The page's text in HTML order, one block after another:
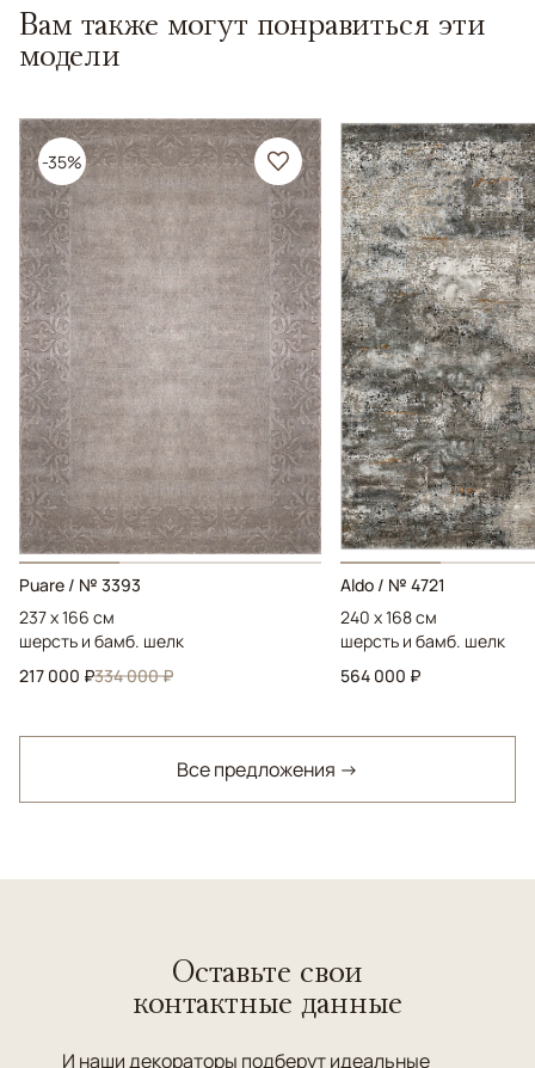
Вам также могут понравиться эти
модели
-35%
Puare / № 3393
237 x 166 см
шерсть и бамб. шелк
217 000 ₽334 000 ₽
Aldo / № 4721
240 x 168 см
шерсть и бамб. шелк
564 000 ₽
Все предложения →
Оставьте свои
контактные данные
И наши декораторы подберут идеальные